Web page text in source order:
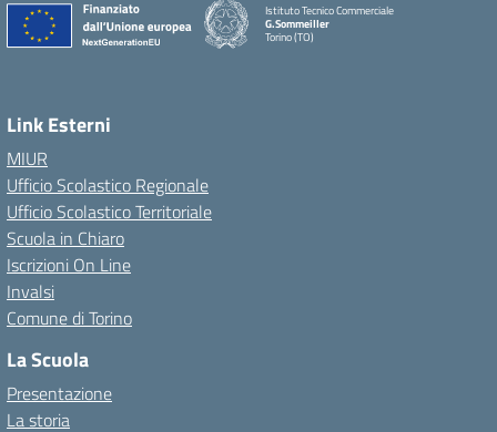
Istituto Tecnico Commerciale
G.Sommeiller
Torino (TO)
Link Esterni
MIUR
Ufficio Scolastico Regionale
Ufficio Scolastico Territoriale
Scuola in Chiaro
Iscrizioni On Line
Invalsi
Comune di Torino
La Scuola
Presentazione
La storia